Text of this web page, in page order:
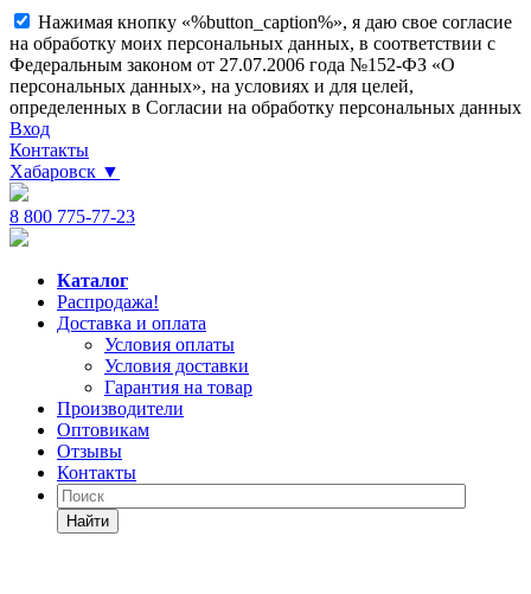
Нажимая кнопку «%button_caption%», я даю свое согласие
на обработку моих персональных данных, в соответствии с
Федеральным законом от 27.07.2006 года №152-ФЗ «О
персональных данных», на условиях и для целей,
определенных в Согласии на обработку персональных данных
Вход
Контакты
Хабаровск ▼
8 800 775-77-23
Каталог
Распродажа!
Доставка и оплата
Условия оплаты
Условия доставки
Гарантия на товар
Производители
Оптовикам
Отзывы
Контакты
Найти